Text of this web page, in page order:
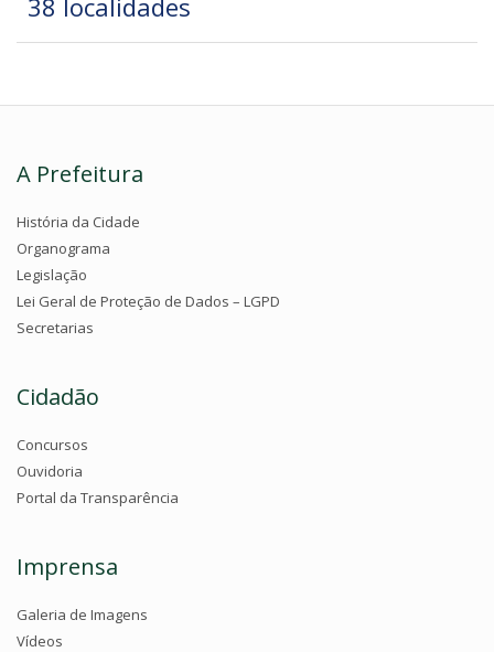
A Prefeitura
História da Cidade
Organograma
Legislação
Lei Geral de Proteção de Dados – LGPD
Secretarias
Cidadão
Concursos
Ouvidoria
Portal da Transparência
Imprensa
Galeria de Imagens
Vídeos